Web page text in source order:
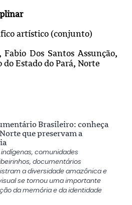
artístico (conjunto)
Dos Santos Assunção,
Estado do Pará, Norte
Brasileiro: conheça
que preservam a
comunidades
documentários
a diversidade amazônica e
se tornou uma importante
da memória e da identidade